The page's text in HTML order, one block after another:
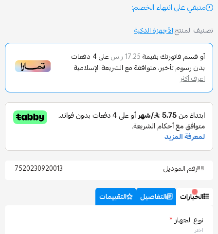
الخصم:
الأجهزة الذكية
بقيمة 17.25 ر.س على4دفعات
متوافقة مع الشريعة الإسلامية
7520230920013
التفاصيل
التقييمات